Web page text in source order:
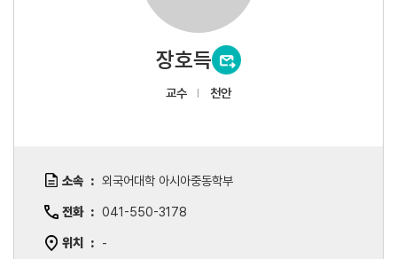
장호득
교수 천안
소속 외국어대학 아시아중동학부
전화 041-550-3178
위치 -